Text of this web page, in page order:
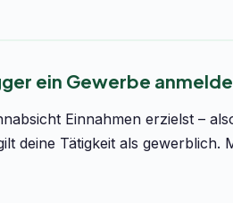
ein Gewerbe
Einnahmen erzielst –
deine Tätigkeit als